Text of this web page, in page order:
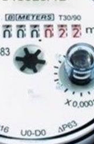
te, 80-te
2005
2006
2012
2013